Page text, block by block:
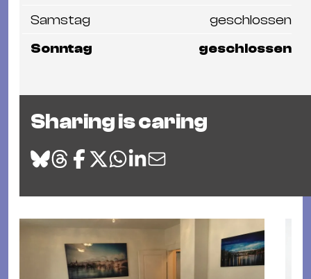
Samstag
geschlossen
Sonntag
geschlossen
Sharing is caring